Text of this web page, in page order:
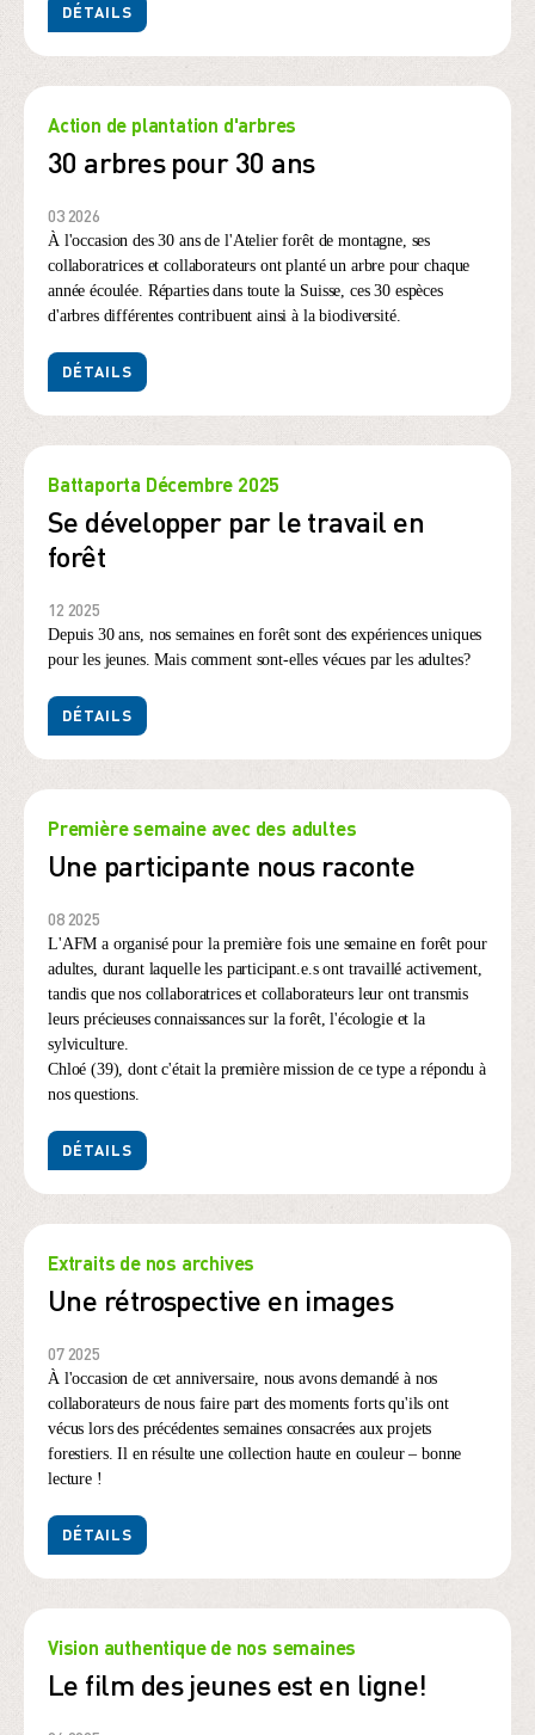
DÉTAILS
Action de plantation d'arbres
30 arbres pour 30 ans
03 2026
À l'occasion des 30 ans de l'Atelier forêt de montagne, ses
collaboratrices et collaborateurs ont planté un arbre pour chaque
année écoulée. Réparties dans toute la Suisse, ces 30 espèces
d'arbres différentes contribuent ainsi à la biodiversité.
DÉTAILS
Battaporta Décembre 2025
Se développer par le travail en
forêt
12 2025
Depuis 30 ans, nos semaines en forêt sont des expériences uniques
pour les jeunes. Mais comment sont-elles vécues par les adultes?
DÉTAILS
Première semaine avec des adultes
Une participante nous raconte
08 2025
L'AFM a organisé pour la première fois une semaine en forêt pour
adultes, durant laquelle les participant.e.s ont travaillé activement,
tandis que nos collaboratrices et collaborateurs leur ont transmis
leurs précieuses connaissances sur la forêt, l'écologie et la
sylviculture.
Chloé (39), dont c'était la première mission de ce type a répondu à
nos questions.
DÉTAILS
Extraits de nos archives
Une rétrospective en images
07 2025
À l'occasion de cet anniversaire, nous avons demandé à nos
collaborateurs de nous faire part des moments forts qu'ils ont
vécus lors des précédentes semaines consacrées aux projets
forestiers. Il en résulte une collection haute en couleur – bonne
lecture !
DÉTAILS
Vision authentique de nos semaines
Le film des jeunes est en ligne!